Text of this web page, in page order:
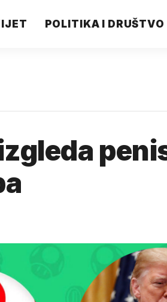
POLITIKA I DRUŠTVO